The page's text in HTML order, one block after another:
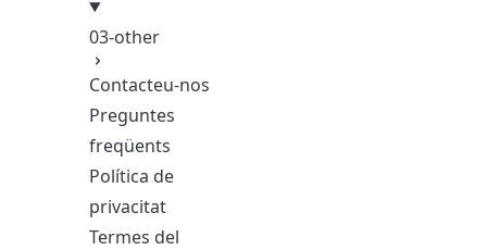
03-other
Contacteu-nos
Preguntes
freqüents
Política de
privacitat
Termes del